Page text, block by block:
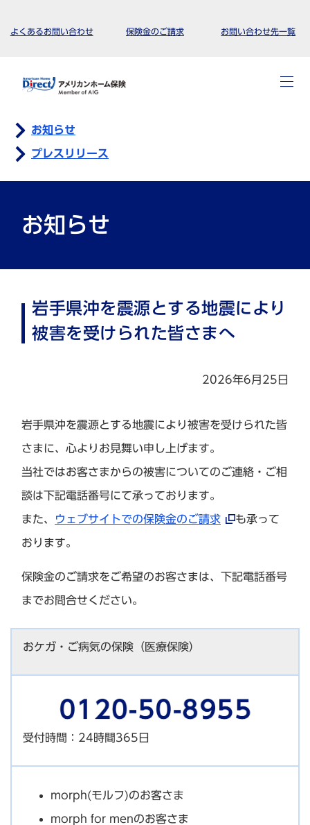
よくあるお問い合わせ 保険金のご請求 お問い合わせ先一覧
お知らせ
プレスリリース
お知らせ
岩手県沖を震源とする地震により
被害を受けられた皆さまへ
2026年6月25日
岩手県沖を震源とする地震により被害を受けられた皆
さまに、心よりお見舞い申し上げます。
当社ではお客さまからの被害についてのご連絡・ご相
談は下記電話番号にて承っております。
また、 ウェブサイトでの保険金のご請求 も承って
おります。
保険金のご請求をご希望のお客さまは、下記電話番号
までお問合せください。
おケガ・ご病気の保険（医療保険）
受付時間：24時間365日
morph(モルフ)のお客さま
morph for menのお客さま